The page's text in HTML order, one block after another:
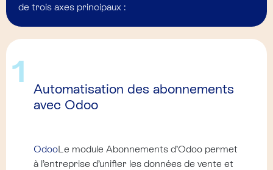
de trois axes principaux :
1
Automatisation des abonnements
avec Odoo
OdooLe module Abonnements d’Odoo permet
à l’entreprise d’unifier les données de vente et